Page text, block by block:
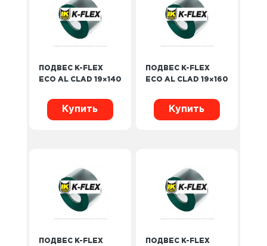
ПОДВЕС K-FLEX
ECO AL CLAD 19×140
Купить
ПОДВЕС K-FLEX
ECO AL CLAD 19×160
Купить
ПОДВЕС K-FLEX
ПОДВЕС K-FLEX